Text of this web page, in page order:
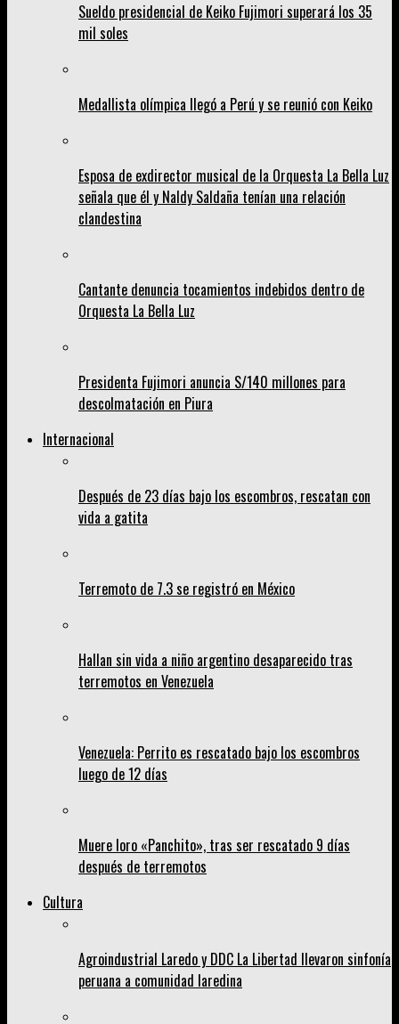
Sueldo presidencial de Keiko Fujimori superará los 35
mil soles
Medallista olímpica llegó a Perú y se reunió con Keiko
Esposa de exdirector musical de la Orquesta La Bella Luz
señala que él y Naldy Saldaña tenían una relación
clandestina
Cantante denuncia tocamientos indebidos dentro de
Orquesta La Bella Luz
Presidenta Fujimori anuncia S/140 millones para
descolmatación en Piura
Internacional
Después de 23 días bajo los escombros, rescatan con
vida a gatita
Terremoto de 7.3 se registró en México
Hallan sin vida a niño argentino desaparecido tras
terremotos en Venezuela
Venezuela: Perrito es rescatado bajo los escombros
luego de 12 días
Muere loro «Panchito», tras ser rescatado 9 días
después de terremotos
Cultura
Agroindustrial Laredo y DDC La Libertad llevaron sinfonía
peruana a comunidad laredina